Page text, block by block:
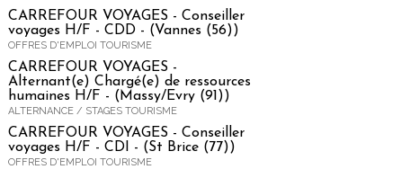
CARREFOUR VOYAGES - Conseiller
voyages H/F - CDD - (Vannes (56))
OFFRES D'EMPLOI TOURISME
CARREFOUR VOYAGES -
Alternant(e) Chargé(e) de ressources
humaines H/F - (Massy/Evry (91))
ALTERNANCE / STAGES TOURISME
CARREFOUR VOYAGES - Conseiller
voyages H/F - CDI - (St Brice (77))
OFFRES D'EMPLOI TOURISME